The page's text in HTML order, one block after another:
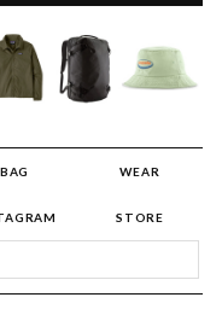
BAG WEAR
STORE